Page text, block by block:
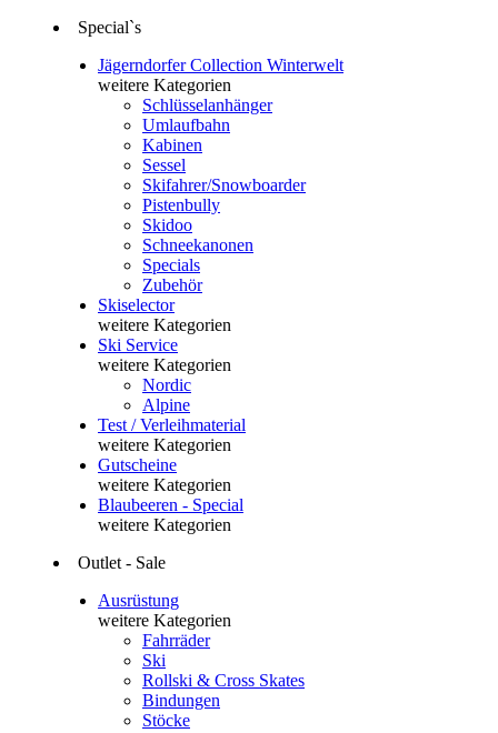
Special`s
Jägerndorfer Collection Winterwelt
weitere Kategorien
Schlüsselanhänger
Umlaufbahn
Kabinen
Sessel
Skifahrer/Snowboarder
Pistenbully
Skidoo
Schneekanonen
Specials
Zubehör
Skiselector
weitere Kategorien
Ski Service
weitere Kategorien
Nordic
Alpine
Test / Verleihmaterial
weitere Kategorien
Gutscheine
weitere Kategorien
Blaubeeren - Special
weitere Kategorien
Outlet - Sale
Ausrüstung
weitere Kategorien
Fahrräder
Ski
Rollski & Cross Skates
Bindungen
Stöcke